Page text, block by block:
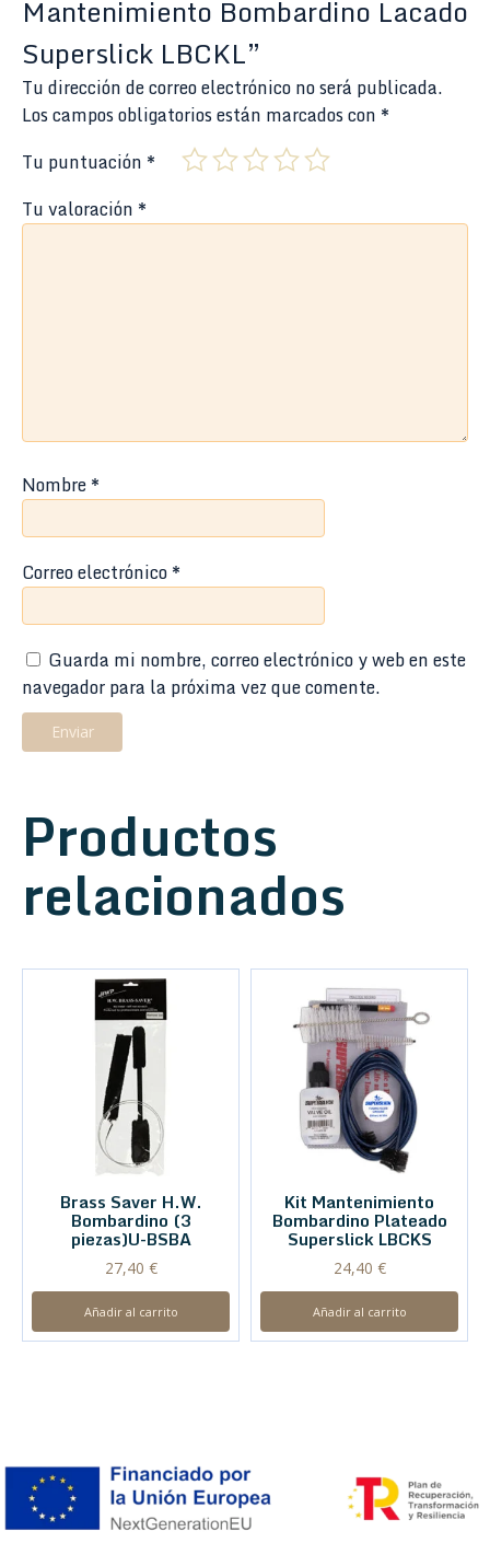
Mantenimiento Bombardino Lacado
Superslick LBCKL”
Tu dirección de correo electrónico no será publicada.
Los campos obligatorios están marcados con *
Tu puntuación *
Tu valoración *
Nombre*
Correo electrónico*
Guarda mi nombre, correo electrónico y web en este
navegador para la próxima vez que comente.
Productos
relacionados
Brass Saver H.W.
Bombardino (3
piezas)U-BSBA
27,40 €
Añadir al carrito
Kit Mantenimiento
Bombardino Plateado
Superslick LBCKS
24,40 €
Añadir al carrito